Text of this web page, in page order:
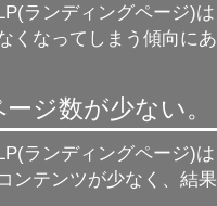
ランディングページ)
くなってしまう傾向に
ージ数が少ない。
ランディングページ)
ンテンツが少なく、結